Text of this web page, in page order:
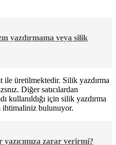
yazdırmama veya silik
ile üretilmektedir. Silik yazdırma
Diğer satıcılardan
kullanıldığı için silik yazdırma
ihtimaliniz bulunuyor.
zarar verirmi?